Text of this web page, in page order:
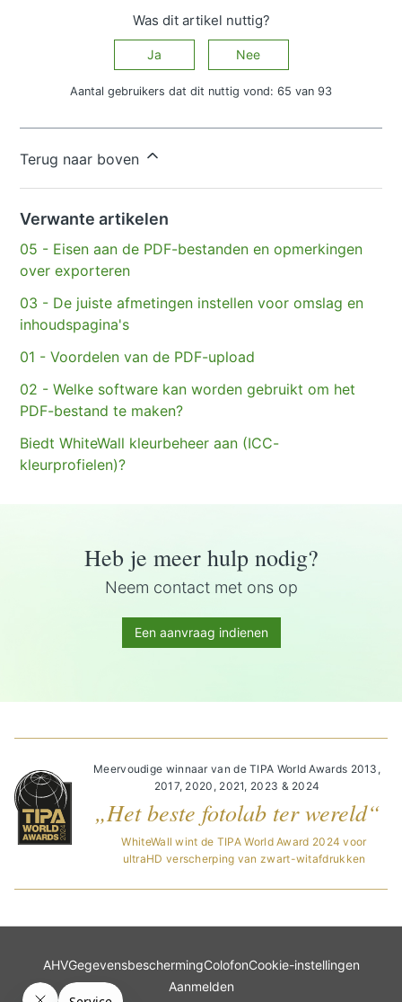
Was dit artikel nuttig?
Ja Nee
Aantal gebruikers dat dit nuttig vond: 65 van 93
Terug naar boven
Verwante artikelen
05 - Eisen aan de PDF-bestanden en opmerkingen
over exporteren
03 - De juiste afmetingen instellen voor omslag en
inhoudspagina's
01 - Voordelen van de PDF-upload
02 - Welke software kan worden gebruikt om het
PDF-bestand te maken?
Biedt WhiteWall kleurbeheer aan (ICC-
kleurprofielen)?
Heb je meer hulp nodig?
Neem contact met ons op
Een aanvraag indienen
Meervoudige winnaar van de TIPA World Awards 2013,
2017, 2020, 2021, 2023 & 2024
„Het beste fotolab ter wereld“
WhiteWall wint de TIPA World Award 2024 voor
ultraHD verscherping van zwart-witafdrukken
AHVGegevensbeschermingColofonCookie-instellingen
Aanmelden